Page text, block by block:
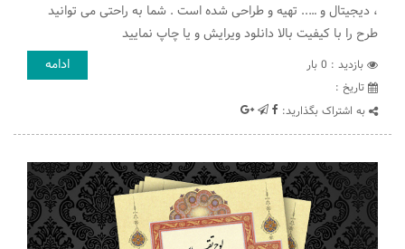
، دیجیتال و ….. تهیه و طراحی شده است . شما به راحتی می توانید
طرح را با کیفیت بالا دانلود ویرایش و یا چاپ نمایید
بازدید : 0 بار
تاريخ :
به اشتراک بگذارید:
ادامه